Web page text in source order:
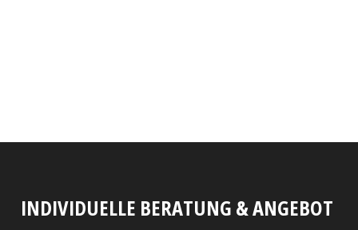
INDIVIDUELLE BERATUNG & ANGEBOT